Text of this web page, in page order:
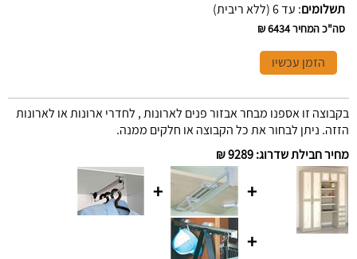
תשלומים: עד 6 (ללא ריבית)
סה"כ המחיר6434 ₪
הזמן עכשיו
בקבוצה זו אספנו מבחר אבזור פנים לארונות , לחדרי ארונות או לארונות
הזזה. ניתן לבחור את כל הקבוצה או חלקים ממנה.
מחיר חבילת שדרוג:
9289 ₪
+
+
+